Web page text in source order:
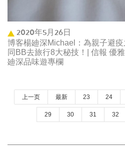
2020年5月26日
博客楊廸深Michael：為親子避
同BB去旅行8大秘技！| 信報 優
廸深品味遊專欄
上一页 最新 23 24
29 30 31 32